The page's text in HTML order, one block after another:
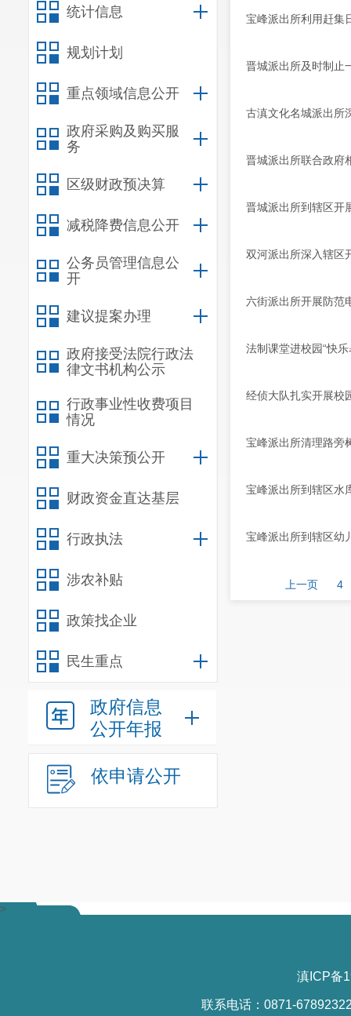
统计信息
规划计划
重点领域信息公开
政府采购及购买服
务
区级财政预决算
减税降费信息公开
公务员管理信息公
开
建议提案办理
政府接受法院行政法
律文书机构公示
行政事业性收费项目
情况
重大决策预公开
财政资金直达基层
行政执法
涉农补贴
政策找企业
民生重点
政府信息
公开年报
依申请公开
宝峰派出所利用赶集
晋城派出所及时制止
古滇文化名城派出所
晋城派出所联合政府
晋城派出所到辖区开
双河派出所深入辖区
六街派出所开展防范
法制课堂进校园“快
经侦大队扎实开展校
宝峰派出所清理路旁
宝峰派出所到辖区水
宝峰派出所到辖区幼
上一页 4
>
滇ICP备
联系电话：0871-